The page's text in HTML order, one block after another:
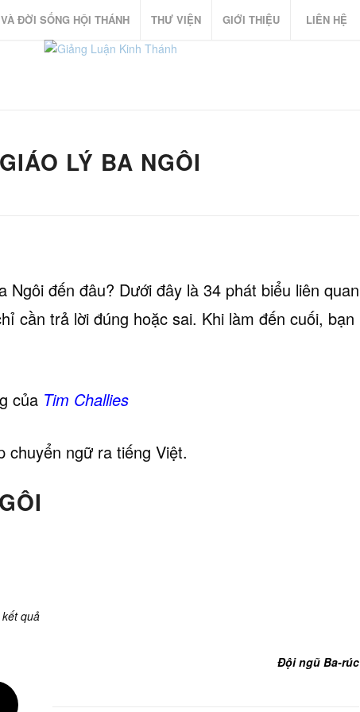
ĐỜI SỐNG HỘI THÁNH THƯ VIỆN GIỚI THIỆU LIÊN HỆ
LÝ BA NGÔI
Ngôi đến đâu? Dưới đây là 34 phát biểu liên quan
cần trả lời đúng hoặc sai. Khi làm đến cuối, bạn
của Tim Challies
chuyển ngữ ra tiếng Việt.
quả
Đội ngũ Ba-rúc